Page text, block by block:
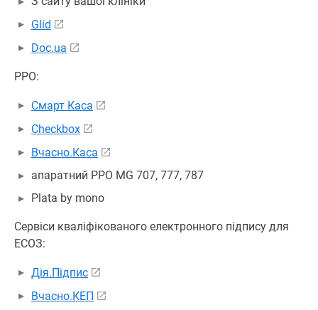
Glid
Doc.ua
РРО:
Смарт Каса
Checkbox
Вчасно.Каса
апаратний РРО MG 707, 777, 787
Plata by mono
Сервіси кваліфікованого електронного підпису для
ЕСОЗ:
Дія.Підпис
Вчасно.КЕП